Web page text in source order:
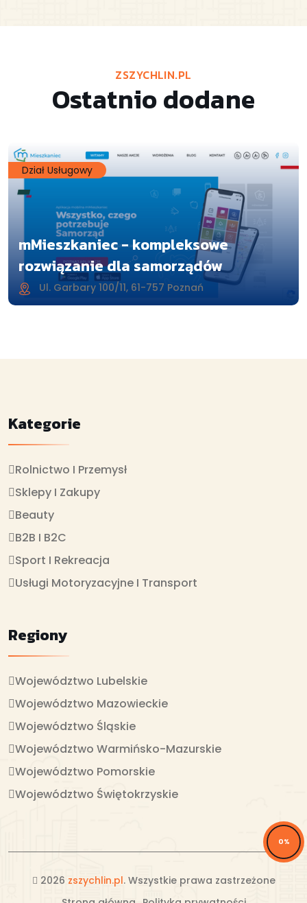
0%
ZSZYCHLIN.PL
Ostatnio dodane
Dział Usługowy
mMieszkaniec - kompleksowe
rozwiązanie dla samorządów
Ul. Garbary 100/11, 61-757 Poznań
Kategorie
Rolnictwo I Przemysł
Sklepy I Zakupy
Beauty
B2B I B2C
Sport I Rekreacja
Usługi Motoryzacyjne I Transport
Regiony
Województwo Lubelskie
Województwo Mazowieckie
Województwo Śląskie
Województwo Warmińsko-Mazurskie
Województwo Pomorskie
Województwo Świętokrzyskie
2026 zszychlin.pl. Wszystkie prawa zastrzeżone